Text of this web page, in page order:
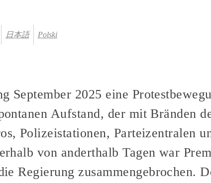
日本語 Polski
September 2025 eine
Aufstand, der mit Bränden
Polizeistationen, Parteizentralen
von anderthalb Tagen war
Regierung zusammengebrochen.